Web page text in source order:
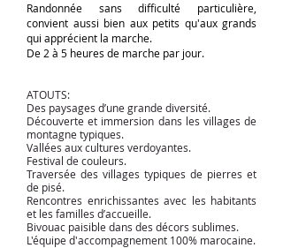
Randonnée sans difficulté particulière,
convient aussi bien aux petits qu'aux grands
qui apprécient la marche.
De 2 à 5 heures de marche par jour.
ATOUTS:
Des paysages d’une grande diversité.
Découverte et immersion dans les villages de
montagne typiques.
Vallées aux cultures verdoyantes.
Festival de couleurs.
Traversée des villages typiques de pierres et
de pisé.
Rencontres enrichissantes avec les habitants
et les familles d’accueille.
Bivouac paisible dans des décors sublimes.
L'équipe d'accompagnement 100% marocaine.